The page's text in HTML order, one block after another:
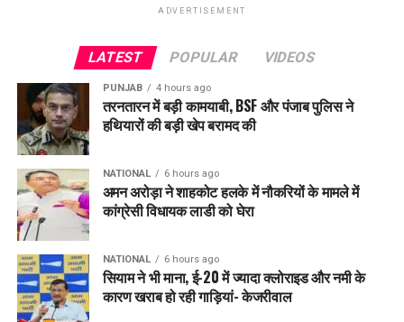
ADVERTISEMENT
LATEST POPULAR VIDEOS
PUNJAB 4 hours ago
तरनतारन में बड़ी कामयाबी, BSF और पंजाब पुलिस ने
हथियारों की बड़ी खेप बरामद की
NATIONAL 6 hours ago
अमन अरोड़ा ने शाहकोट हलके में नौकरियों के मामले में
कांग्रेसी विधायक लाडी को घेरा
NATIONAL 6 hours ago
सियाम ने भी माना, ई-20 में ज्यादा क्लोराइड और नमी के
कारण खराब हो रही गाड़ियां- केजरीवाल